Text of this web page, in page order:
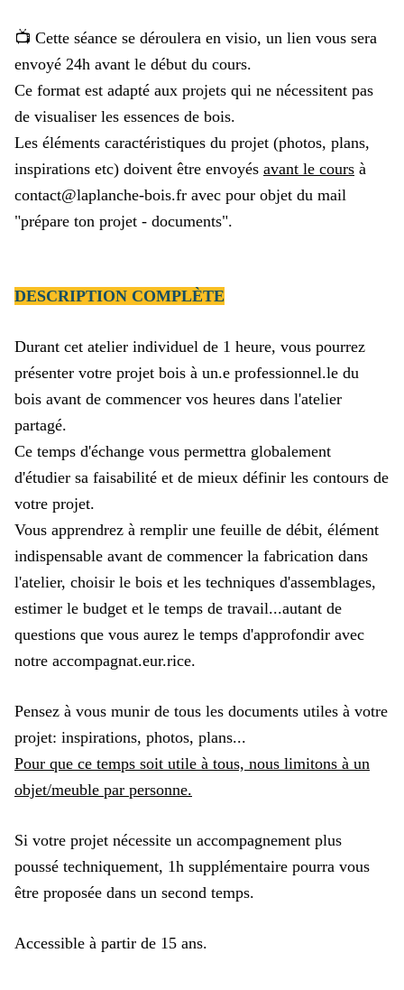
📺 Cette séance se déroulera en visio, un lien vous sera
envoyé 24h avant le début du cours.
Ce format est adapté aux projets qui ne nécessitent pas
de visualiser les essences de bois.
Les éléments caractéristiques du projet (photos, plans,
inspirations etc) doivent être envoyés avant le cours à
contact@laplanche-bois.fr avec pour objet du mail
"prépare ton projet - documents".
DESCRIPTION COMPLÈTE
Durant cet atelier individuel de 1 heure, vous pourrez
présenter votre projet bois à un.e professionnel.le du
bois avant de commencer vos heures dans l'atelier
partagé.
Ce temps d'échange vous permettra globalement
d'étudier sa faisabilité et de mieux définir les contours de
votre projet.
Vous apprendrez à remplir une feuille de débit, élément
indispensable avant de commencer la fabrication dans
l'atelier, choisir le bois et les techniques d'assemblages,
estimer le budget et le temps de travail...autant de
questions que vous aurez le temps d'approfondir avec
notre accompagnat.eur.rice.
Pensez à vous munir de tous les documents utiles à votre
projet: inspirations, photos, plans...
Pour que ce temps soit utile à tous, nous limitons à un
objet/meuble par personne.
Si votre projet nécessite un accompagnement plus
poussé techniquement, 1h supplémentaire pourra vous
être proposée dans un second temps.
Accessible à partir de 15 ans.